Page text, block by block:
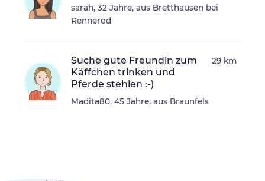
sarah, 32 Jahre, aus Bretthausen bei
Rennerod
Suche gute Freundin zum
Käffchen trinken und
Pferde stehlen :-)
Madita80, 45 Jahre, aus Braunfels
29 km